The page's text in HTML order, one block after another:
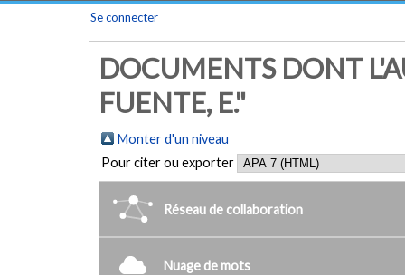
Se connecter
DOCUMENTS DONT
FUENTE, E."
Monter d'un niveau
Pour citer ou exporter
Réseau de collaboration
Nuage de mots